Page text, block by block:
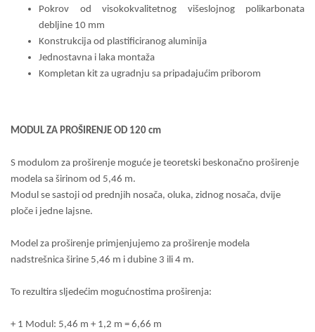
Pokrov od visokokvalitetnog višeslojnog polikarbonata
debljine 10 mm
Konstrukcija od plastificiranog aluminija
Jednostavna i laka montaža
Kompletan kit za ugradnju sa pripadajućim priborom
MODUL ZA PROŠIRENJE OD 120 cm
S modulom za proširenje moguće je teoretski beskonačno proširenje
modela sa širinom od 5,46 m.
Modul se sastoji od prednjih nosača, oluka, zidnog nosača, dvije
ploče i jedne lajsne.
Model za proširenje primjenjujemo za proširenje modela
nadstrešnica širine 5,46 m i dubine 3 ili 4 m.
To rezultira sljedećim mogućnostima proširenja:
+ 1 Modul: 5,46 m + 1,2 m = 6,66 m